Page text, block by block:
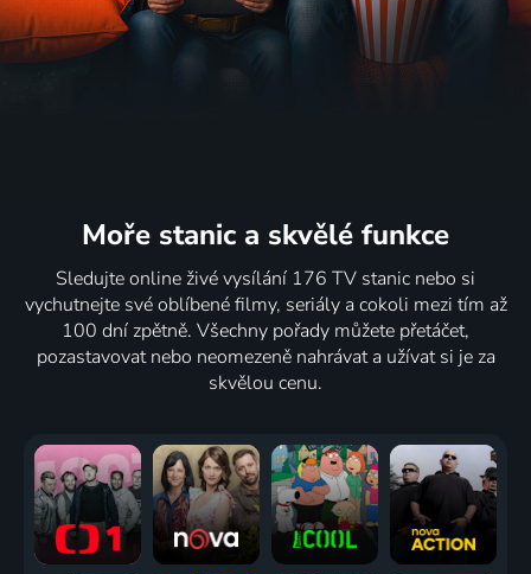
Moře stanic a skvělé funkce
Sledujte online živé vysílání 176 TV stanic nebo si
vychutnejte své oblíbené filmy, seriály a cokoli mezi tím až
100 dní zpětně. Všechny pořady můžete přetáčet,
pozastavovat nebo neomezeně nahrávat a užívat si je za
skvělou cenu.